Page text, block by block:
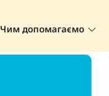
Чим допомагаємо